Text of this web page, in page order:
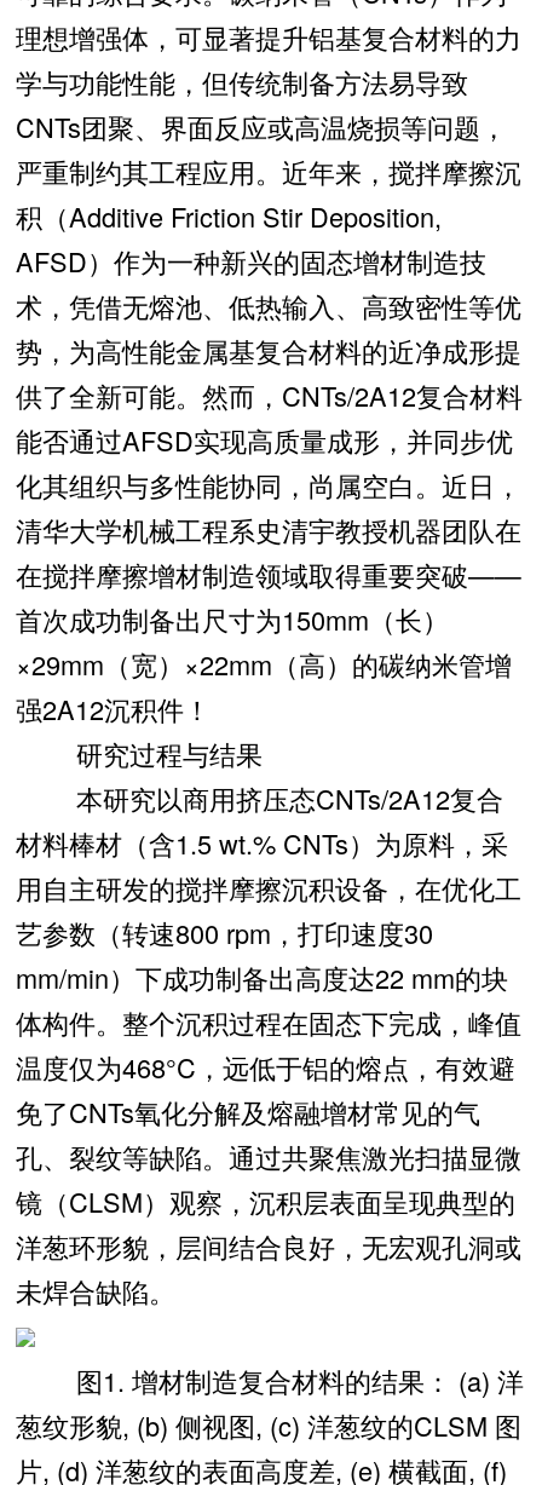
理想增强体，可显著提升铝基复合材料的力
学与功能性能，但传统制备方法易导致
CNTs团聚、界面反应或高温烧损等问题，
严重制约其工程应用。近年来，搅拌摩擦沉
积（Additive Friction Stir Deposition,
AFSD）作为一种新兴的固态增材制造技
术，凭借无熔池、低热输入、高致密性等优
势，为高性能金属基复合材料的近净成形提
供了全新可能。然而，CNTs/2A12复合材料
能否通过AFSD实现高质量成形，并同步优
化其组织与多性能协同，尚属空白。近日，
清华大学机械工程系史清宇教授机器团队在
在搅拌摩擦增材制造领域取得重要突破——
首次成功制备出尺寸为150mm（长）
×29mm（宽）×22mm（高）的碳纳米管增
强2A12沉积件！
研究过程与结果
本研究以商用挤压态CNTs/2A12复合
材料棒材（含1.5 wt.% CNTs）为原料，采
用自主研发的搅拌摩擦沉积设备，在优化工
艺参数（转速800 rpm，打印速度30
mm/min）下成功制备出高度达22 mm的块
体构件。整个沉积过程在固态下完成，峰值
温度仅为468°C，远低于铝的熔点，有效避
免了CNTs氧化分解及熔融增材常见的气
孔、裂纹等缺陷。通过共聚焦激光扫描显微
镜（CLSM）观察，沉积层表面呈现典型的
洋葱环形貌，层间结合良好，无宏观孔洞或
未焊合缺陷。
图1. 增材制造复合材料的结果： (a) 洋
葱纹形貌, (b) 侧视图, (c) 洋葱纹的CLSM 图
片, (d) 洋葱纹的表面高度差, (e) 横截面, (f)